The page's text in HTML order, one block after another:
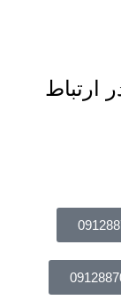
ارتباط